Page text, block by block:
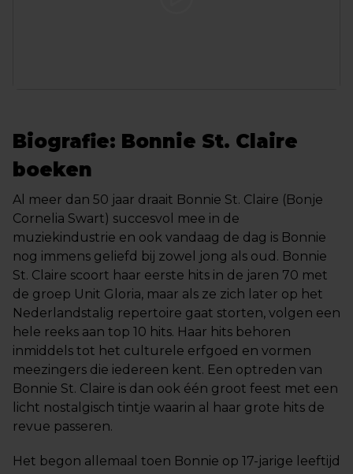
Biografie: Bonnie St. Claire
boeken
Al meer dan 50 jaar draait Bonnie St. Claire (Bonje
Cornelia Swart) succesvol mee in de
muziekindustrie en ook vandaag de dag is Bonnie
nog immens geliefd bij zowel jong als oud. Bonnie
St. Claire scoort haar eerste hits in de jaren 70 met
de groep Unit Gloria, maar als ze zich later op het
Nederlandstalig repertoire gaat storten, volgen een
hele reeks aan top 10 hits. Haar hits behoren
inmiddels tot het culturele erfgoed en vormen
meezingers die iedereen kent. Een optreden van
Bonnie St. Claire is dan ook één groot feest met een
licht nostalgisch tintje waarin al haar grote hits de
revue passeren.
Het begon allemaal toen Bonnie op 17-jarige leeftijd